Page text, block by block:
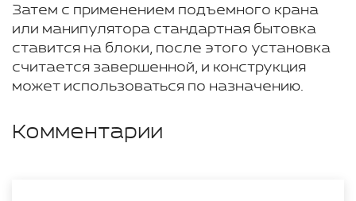
Затем с применением подъемного крана
или манипулятора стандартная бытовка
ставится на блоки, после этого установка
считается завершенной, и конструкция
может использоваться по назначению.
Комментарии